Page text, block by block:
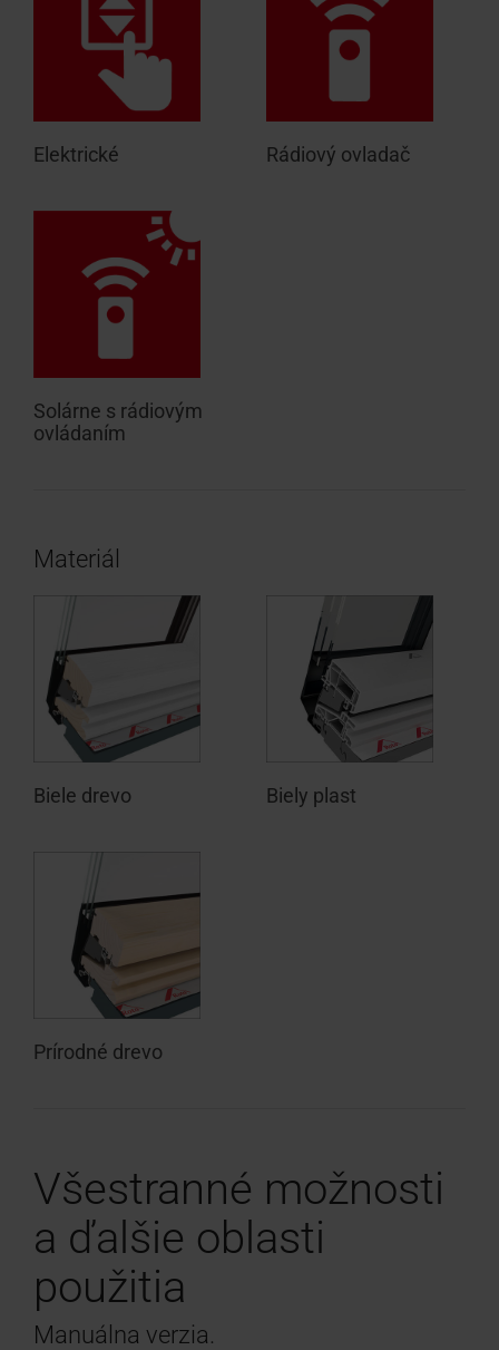
Elektrické Rádiový ovladač
Solárne s rádiovým
ovládaním
Materiál
Biele drevo Biely plast
Prírodné drevo
Všestranné možnosti
a ďalšie oblasti
použitia
Manuálna verzia.